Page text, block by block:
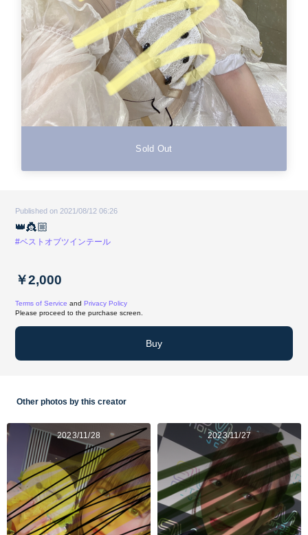
Sold Out
Published on 2021/08/12 06:26
👑👸🏼
#ベストオブツインテール
￥2,000
Terms of Service and Privacy Policy
Please proceed to the purchase screen.
Buy
Other photos by this creator
2023/11/28 2023/11/27